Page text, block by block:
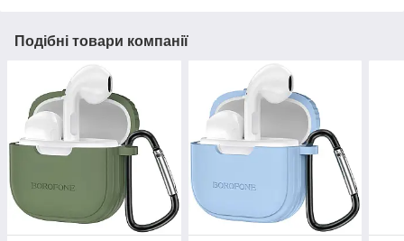
Подібні товари компанії